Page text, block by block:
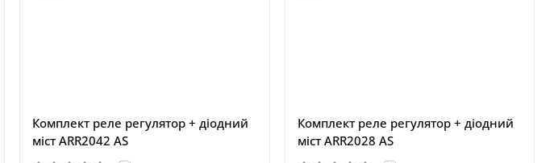
Комплект реле регулятор + діодний
міст ARR2042 AS
Комплект реле регулятор + діодний
міст ARR2028 AS